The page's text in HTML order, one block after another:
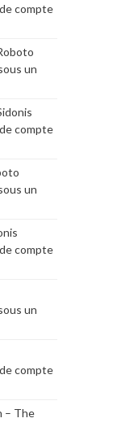
compte
un
compte
un
compte
un
compte
– The